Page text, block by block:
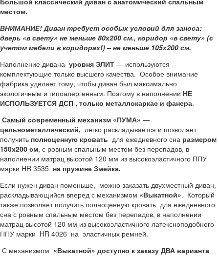
местом.
ВНИМАНИЕ! Диван требует особых условий для заноса:
дверь «в свету» не меньше 80х200 см., коридор «в свету» (с
учетом мебели в коридорах!) – не меньше 105х200 см.
Наполнение дивана уровня ЭЛИТ — используются
комплектующие только высшего качества. Особое внимание
фабрика уделяет тому, чтобы диван был максимально
экологичным и гипоалергенным. Поэтому в наполнении НЕ
ИСПОЛЬЗУЕТСЯ ДСП , только металлокаркас и фанера.
Самый современный механизм «ПУМА» —
цельнометаллический, легко раскладывается и позволяет
получить полноценную кровать для ежедневного сна размером
150х200 см, с ровным спальным местом без перепадов, в
наполнении матрац высотой 120 мм из высокоэластичного ППУ
марки HR 3535 на пружине Змейка.
Если нужен диван поменьше, можно заказать двухместный диван,
раскладывающийся вперед с механизмом «Выкатной». Который
также позволяет получить полноценную кровать для ежедневного
сна с ровным спальным местом без перепадов, в наполнении
матрац высотой 120 мм из высокоэластичного латексноподобного
ППУ марки HR 4026 на эластичных ремней.
С механизмом «Выкатной» доступно к заказу ДВА варианта